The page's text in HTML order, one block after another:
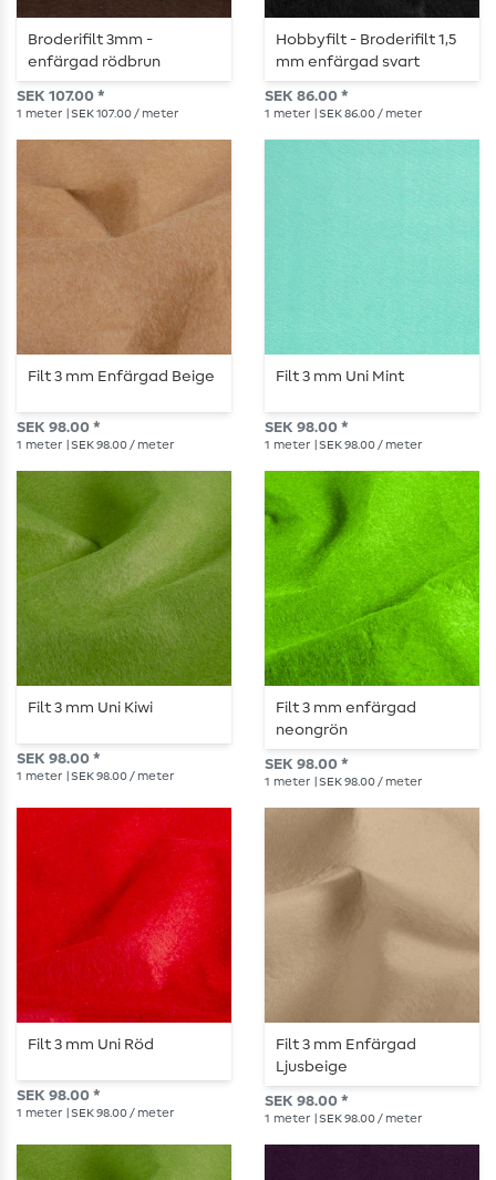
Broderifilt 3mm -
enfärgad rödbrun
SEK 107.00 *
1 meter | SEK 107.00 / meter
Hobbyfilt - Broderifilt 1,5
mm enfärgad svart
SEK 86.00 *
1 meter | SEK 86.00 / meter
Filt 3 mm Enfärgad Beige
SEK 98.00 *
1 meter | SEK 98.00 / meter
Filt 3 mm Uni Mint
SEK 98.00 *
1 meter | SEK 98.00 / meter
Filt 3 mm Uni Kiwi
SEK 98.00 *
1 meter | SEK 98.00 / meter
Filt 3 mm enfärgad
neongrön
SEK 98.00 *
1 meter | SEK 98.00 / meter
Filt 3 mm Uni Röd
SEK 98.00 *
1 meter | SEK 98.00 / meter
Filt 3 mm Enfärgad
Ljusbeige
SEK 98.00 *
1 meter | SEK 98.00 / meter